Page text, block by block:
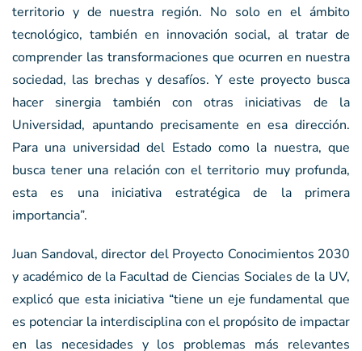
territorio y de nuestra región. No solo en el ámbito
tecnológico, también en innovación social, al tratar de
comprender las transformaciones que ocurren en nuestra
sociedad, las brechas y desafíos. Y este proyecto busca
hacer sinergia también con otras iniciativas de la
Universidad, apuntando precisamente en esa dirección.
Para una universidad del Estado como la nuestra, que
busca tener una relación con el territorio muy profunda,
esta es una iniciativa estratégica de la primera
importancia”.
Juan Sandoval, director del Proyecto Conocimientos 2030
y académico de la Facultad de Ciencias Sociales de la UV,
explicó que esta iniciativa “tiene un eje fundamental que
es potenciar la interdisciplina con el propósito de impactar
en las necesidades y los problemas más relevantes